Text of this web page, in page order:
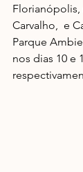
Florianópolis,
Carvalho,  e
Parque
nos dias 10 e